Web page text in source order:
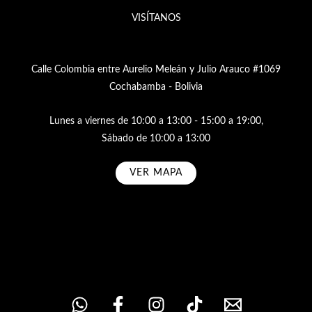
VISÍTANOS
Calle Colombia entre Aurelio Meleán y Julio Arauco #1069
Cochabamba - Bolivia
Lunes a viernes de 10:00 a 13:00 - 15:00 a 19:00,
Sábado de 10:00 a 13:00
VER MAPA